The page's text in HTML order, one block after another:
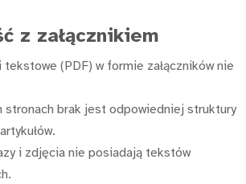
z załącznikiem
(PDF) w formie załączników nie
stronach brak jest odpowiedniej struktury
i zdjęcia nie posiadają tekstów